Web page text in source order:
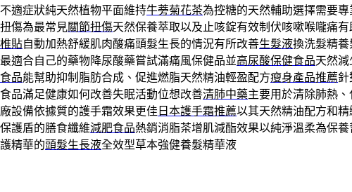
適症狀純天然植物平面維持牛蒡菊花茶為控糖的天然輔助選擇需要
傷為最常見關節扭傷天然保養萃取以及止咳錠有效制伏咳嗽喉嚨痛有
貼自動加熱舒緩肌肉酸痛頭髮生長的情況有所改善生髮液換洗髮精
適合自己的藥物降尿酸藥嘗試滿痛風保健品並高尿酸保健食品天然
品能幫助抑制脂肪合成、促進燃脂天然精油輕盈配方瘦身產品推薦針
品滿足健康如何改善失眠活動位想改善清肺中藥主要用於清除肺熱
設備依據質的護手霜效果更佳 日本護手霜推薦以其天然精油配方和
護盾的膳食纖維減肥食品熱銷消脂茶增肌減酯效果以純淨溫柔為保養
精華的頭髮生長液全效型草本強健養髮精華液